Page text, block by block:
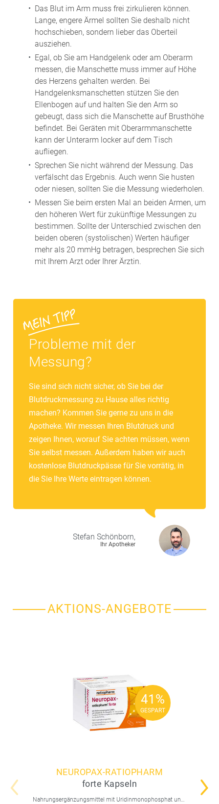
Das Blut im Arm muss frei zirkulieren können.
Lange, engere Ärmel sollten Sie deshalb nicht
hochschieben, sondern lieber das Oberteil
ausziehen.
Egal, ob Sie am Handgelenk oder am Oberarm
messen, die Manschette muss immer auf Höhe
des Herzens gehalten werden. Bei
Handgelenksmanschetten stützen Sie den
Ellenbogen auf und halten Sie den Arm so
gebeugt, dass sich die Manschette auf Brusthöhe
befindet. Bei Geräten mit Oberarmmanschette
kann der Unterarm locker auf dem Tisch
aufliegen.
Sprechen Sie nicht während der Messung. Das
verfälscht das Ergebnis. Auch wenn Sie husten
oder niesen, sollten Sie die Messung wiederholen.
Messen Sie beim ersten Mal an beiden Armen, um
den höheren Wert für zukünftige Messungen zu
bestimmen. Sollte der Unterschied zwischen den
beiden oberen (systolischen) Werten häufiger
mehr als 20 mmHg betragen, besprechen Sie sich
mit Ihrem Arzt oder Ihrer Ärztin.
Probleme mit der
Messung?
Sie sind sich nicht sicher, ob Sie bei der
Blutdruckmessung zu Hause alles richtig
machen? Kommen Sie gerne zu uns in die
Apotheke. Wir messen Ihren Blutdruck und
zeigen Ihnen, worauf Sie achten müssen, wenn
Sie selbst messen. Außerdem haben wir auch
kostenlose Blutdruckpässe für Sie vorrätig, in
die Sie Ihre Werte eintragen können.
Stefan Schönborn,
Ihr Apotheker
AKTIONS-ANGEBOTE
41%
GESPART
41%
GESPART
NEUROPAX-RATIOPHARM
forte Kapseln
Nahrungsergänzungsmittel mit Uridinmonophosphat und B-Vitaminen zur Unterstützung der Nervenregeneration.